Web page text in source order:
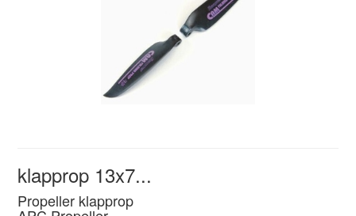
klapprop 13x7...
Propeller klapprop